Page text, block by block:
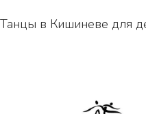
Танцы в Кишиневе для